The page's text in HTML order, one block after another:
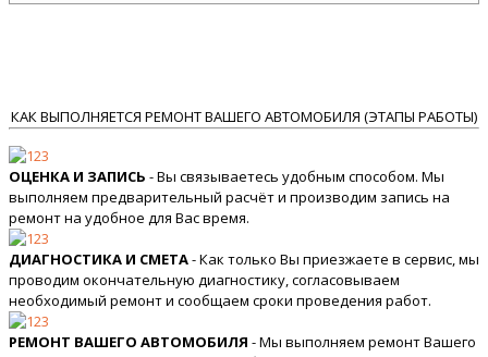
КАК ВЫПОЛНЯЕТСЯ РЕМОНТ ВАШЕГО АВТОМОБИЛЯ (ЭТАПЫ РАБОТЫ)
ОЦЕНКА И ЗАПИСЬ - Вы связываетесь удобным способом. Мы
выполняем предварительный расчёт и производим запись на
ремонт на удобное для Вас время.
ДИАГНОСТИКА И СМЕТА- Как только Вы приезжаете в сервис, мы
проводим окончательную диагностику, согласовываем
необходимый ремонт и сообщаем сроки проведения работ.
РЕМОНТ ВАШЕГО АВТОМОБИЛЯ - Мы выполняем ремонт Вашего